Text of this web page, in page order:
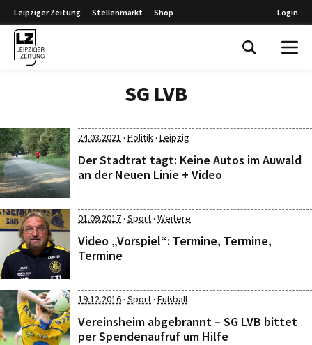
Leipziger Zeitung Stellenmarkt Shop Login
SG LVB
24.03.2021 · Politik· Leipzig
Der Stadtrat tagt: Keine Autos im Auwald
an der Neuen Linie + Video
01.09.2017· Sport· Weitere
Video „Vorspiel“: Termine, Termine,
Termine
19.12.2016· Sport· Fußball
Vereinsheim abgebrannt – SG LVB bittet
per Spendenaufruf um Hilfe